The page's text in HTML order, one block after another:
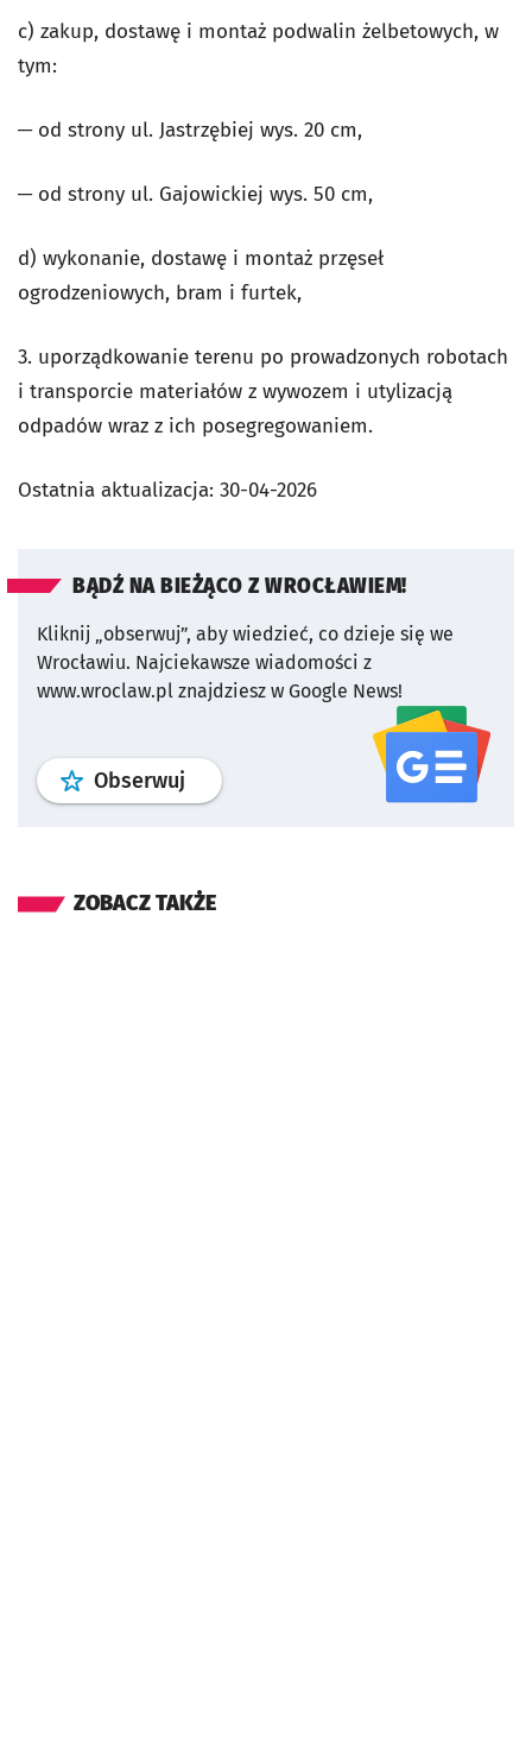
c) zakup, dostawę i montaż podwalin żelbetowych, w
tym:
─ od strony ul. Jastrzębiej wys. 20 cm,
─ od strony ul. Gajowickiej wys. 50 cm,
d) wykonanie, dostawę i montaż przęseł
ogrodzeniowych, bram i furtek,
3. uporządkowanie terenu po prowadzonych robotach
i transporcie materiałów z wywozem i utylizacją
odpadów wraz z ich posegregowaniem.
Ostatnia aktualizacja: 30-04-2026
BĄDŹ NA BIEŻĄCO Z WROCŁAWIEM!
Kliknij „obserwuj”, aby wiedzieć, co dzieje się we
Wrocławiu. Najciekawsze wiadomości z
www.wroclaw.pl znajdziesz w Google News!
Obserwuj profil serwisu
ZOBACZ TAKŻE